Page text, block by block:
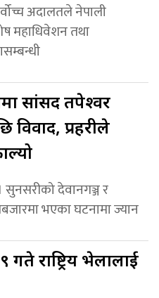
अदालतले नेपाली
महाधिवेशन तथा
सांसद तपेश्वर
विवाद, प्रहरीले
देवानगञ्ज र
भएका घटनामा ज्यान
राष्ट्रिय भेलालाई